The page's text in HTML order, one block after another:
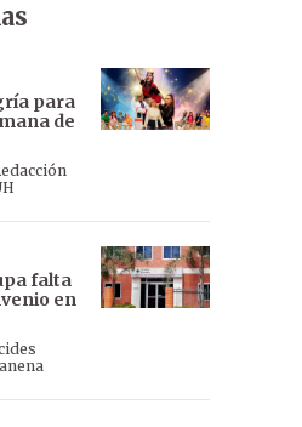
para
de
falta
en